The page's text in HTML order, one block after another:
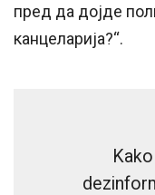
пред да дојде
канцеларија?“.